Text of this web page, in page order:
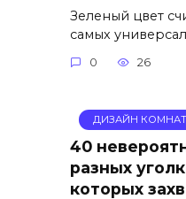
Зеленый цвет
самых
0 26
ДИЗАЙН
40
разных
которых